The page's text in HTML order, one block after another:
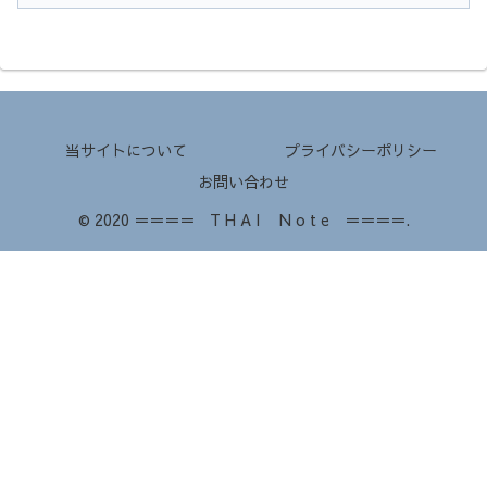
当サイトについて
プライバシーポリシー
お問い合わせ
© 2020 ＝＝＝＝ T H A I N o t e ＝＝＝＝.